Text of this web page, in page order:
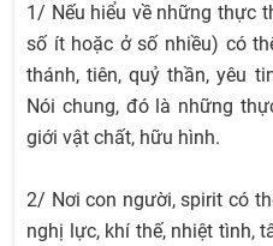
1/ Nếu hiểu về những thực
số ít hoặc ở số nhiều) có
thánh, tiên, quỷ thần, yêu
Nói chung, đó là những
giới vật chất, hữu hình.
2/ Nơi con người, spirit có
nghị lực, khí thế, nhiệt tình,